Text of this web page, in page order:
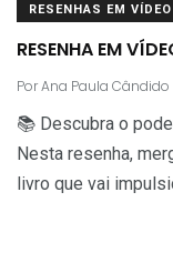
RESENHAS EM VÍDEO
RESENHA EM
PorAna Paula Cândido
📚 Descubra o
Nesta resenha,
livro que vai